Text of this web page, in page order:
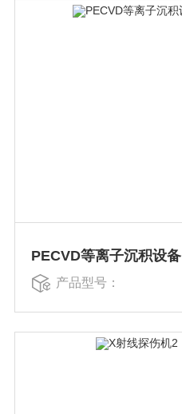
PECVD等离子沉积设备
产品型号：